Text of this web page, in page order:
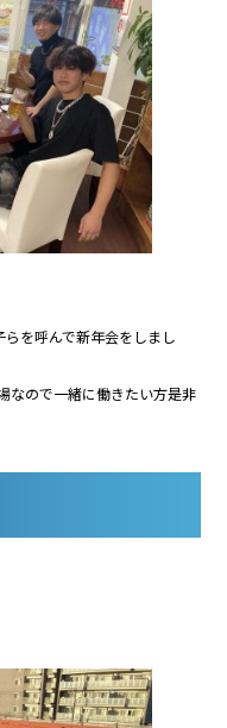
を呼んで新年会をしまし
なので一緒に働きたい方是非